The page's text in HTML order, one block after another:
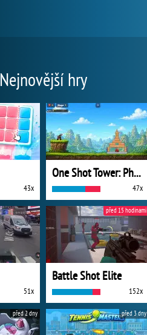
Nejnovější hry
43x
One Shot Tower: Physics Destroyer
47x
51x
Battle Shot Elite
152x
před 15 hodinami
před 2 dny před 3 dny